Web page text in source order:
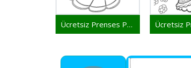
Ücretsiz Prenses Peach